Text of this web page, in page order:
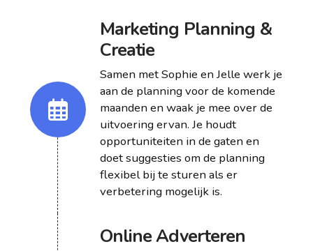
Marketing Planning &
Creatie
Samen met Sophie en Jelle werk je
aan de planning voor de komende
maanden en waak je mee over de
uitvoering ervan. Je houdt
opportuniteiten in de gaten en
doet suggesties om de planning
flexibel bij te sturen als er
verbetering mogelijk is.
Online Adverteren